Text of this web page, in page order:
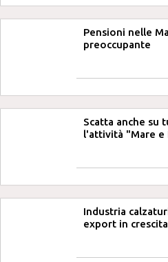
Pensioni nelle
preoccupante
Scatta anche su
l'attività "Mare e
Industria
export in